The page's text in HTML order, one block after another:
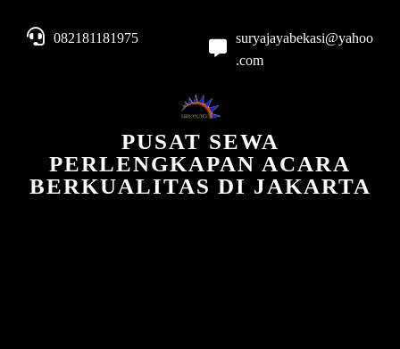
082181181975
suryajayabekasi@yahoo
.com
PUSAT SEWA
PERLENGKAPAN ACARA
BERKUALITAS DI JAKARTA